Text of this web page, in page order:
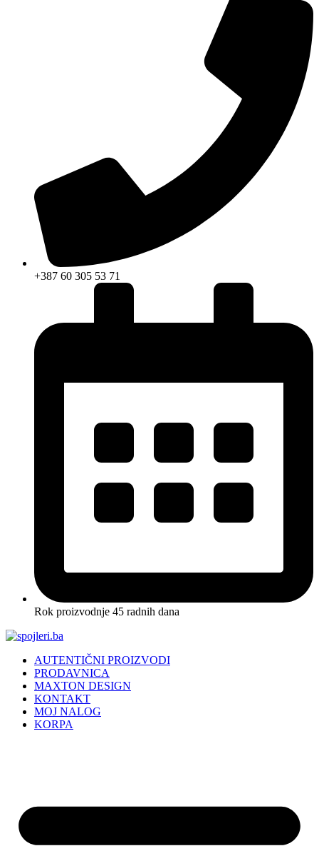
+387 60 305 53 71
Rok proizvodnje 45 radnih dana
AUTENTIČNI PROIZVODI
PRODAVNICA
MAXTON DESIGN
KONTAKT
MOJ NALOG
KORPA